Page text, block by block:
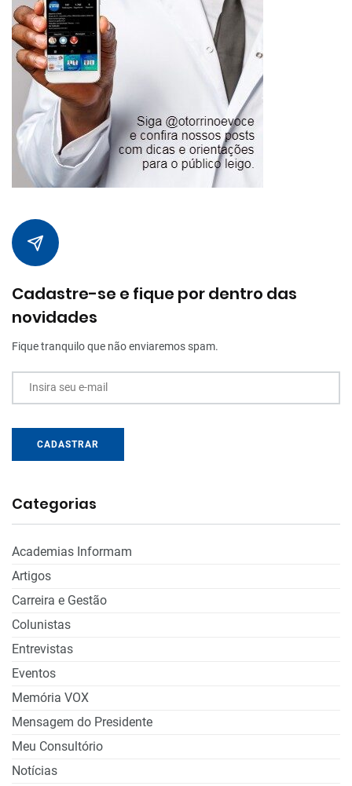
Cadastre-se e fique por dentro das
novidades
Fique tranquilo que não enviaremos spam.
Insira seu e-mail
CADASTRAR
Categorias
Academias Informam
Artigos
Carreira e Gestão
Colunistas
Entrevistas
Eventos
Memória VOX
Mensagem do Presidente
Meu Consultório
Notícias